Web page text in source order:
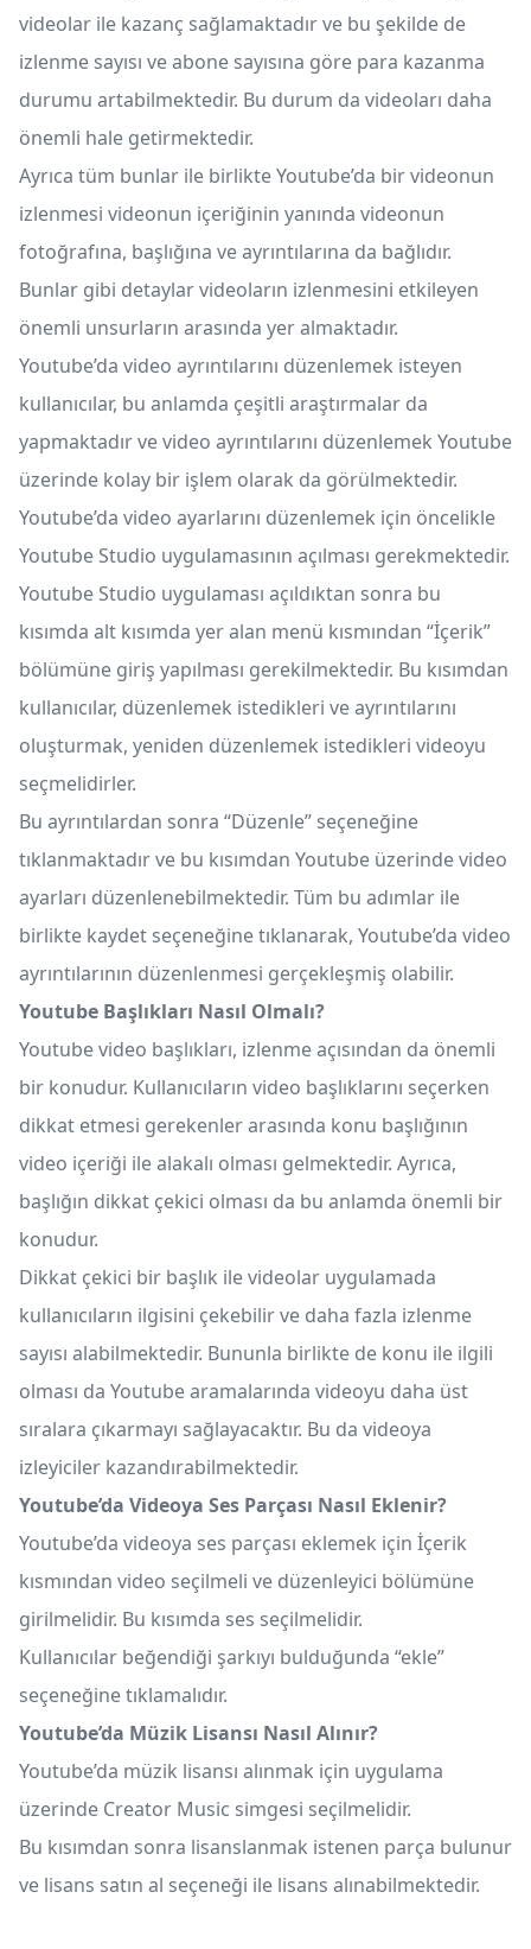
videolar ile kazanç sağlamaktadır ve bu şekilde de
izlenme sayısı ve abone sayısına göre para kazanma
durumu artabilmektedir. Bu durum da videoları daha
önemli hale getirmektedir.
Ayrıca tüm bunlar ile birlikte Youtube’da bir videonun
izlenmesi videonun içeriğinin yanında videonun
fotoğrafına, başlığına ve ayrıntılarına da bağlıdır.
Bunlar gibi detaylar videoların izlenmesini etkileyen
önemli unsurların arasında yer almaktadır.
Youtube’da video ayrıntılarını düzenlemek isteyen
kullanıcılar, bu anlamda çeşitli araştırmalar da
yapmaktadır ve video ayrıntılarını düzenlemek Youtube
üzerinde kolay bir işlem olarak da görülmektedir.
Youtube’da video ayarlarını düzenlemek için öncelikle
Youtube Studio uygulamasının açılması gerekmektedir.
Youtube Studio uygulaması açıldıktan sonra bu
kısımda alt kısımda yer alan menü kısmından “İçerik”
bölümüne giriş yapılması gerekilmektedir. Bu kısımdan
kullanıcılar, düzenlemek istedikleri ve ayrıntılarını
oluşturmak, yeniden düzenlemek istedikleri videoyu
seçmelidirler.
Bu ayrıntılardan sonra “Düzenle” seçeneğine
tıklanmaktadır ve bu kısımdan Youtube üzerinde video
ayarları düzenlenebilmektedir. Tüm bu adımlar ile
birlikte kaydet seçeneğine tıklanarak, Youtube’da video
ayrıntılarının düzenlenmesi gerçekleşmiş olabilir.
Youtube Başlıkları Nasıl Olmalı?
Youtube video başlıkları, izlenme açısından da önemli
bir konudur. Kullanıcıların video başlıklarını seçerken
dikkat etmesi gerekenler arasında konu başlığının
video içeriği ile alakalı olması gelmektedir. Ayrıca,
başlığın dikkat çekici olması da bu anlamda önemli bir
konudur.
Dikkat çekici bir başlık ile videolar uygulamada
kullanıcıların ilgisini çekebilir ve daha fazla izlenme
sayısı alabilmektedir. Bununla birlikte de konu ile ilgili
olması da Youtube aramalarında videoyu daha üst
sıralara çıkarmayı sağlayacaktır. Bu da videoya
izleyiciler kazandırabilmektedir.
Youtube’da Videoya Ses Parçası Nasıl Eklenir?
Youtube’da videoya ses parçası eklemek için İçerik
kısmından video seçilmeli ve düzenleyici bölümüne
girilmelidir. Bu kısımda ses seçilmelidir.
Kullanıcılar beğendiği şarkıyı bulduğunda “ekle”
seçeneğine tıklamalıdır.
Youtube’da Müzik Lisansı Nasıl Alınır?
Youtube’da müzik lisansı alınmak için uygulama
üzerinde Creator Music simgesi seçilmelidir.
Bu kısımdan sonra lisanslanmak istenen parça bulunur
ve lisans satın al seçeneği ile lisans alınabilmektedir.